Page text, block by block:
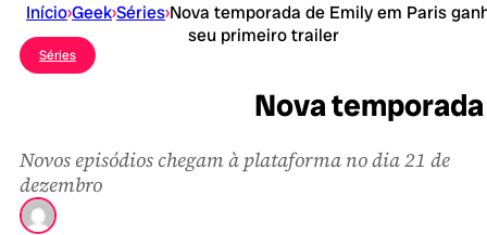
Início›Geek›Séries›Nova temporada de Emily em Paris
seu primeiro trailer
Séries
Nova
Novos episódios chegam à plataforma no dia 21 de
dezembro